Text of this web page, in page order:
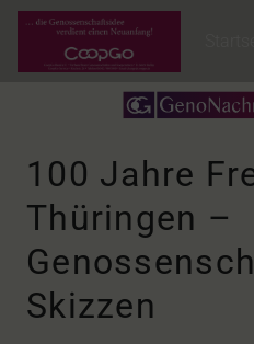
100 Jahre
Thüringen –
Skizzen